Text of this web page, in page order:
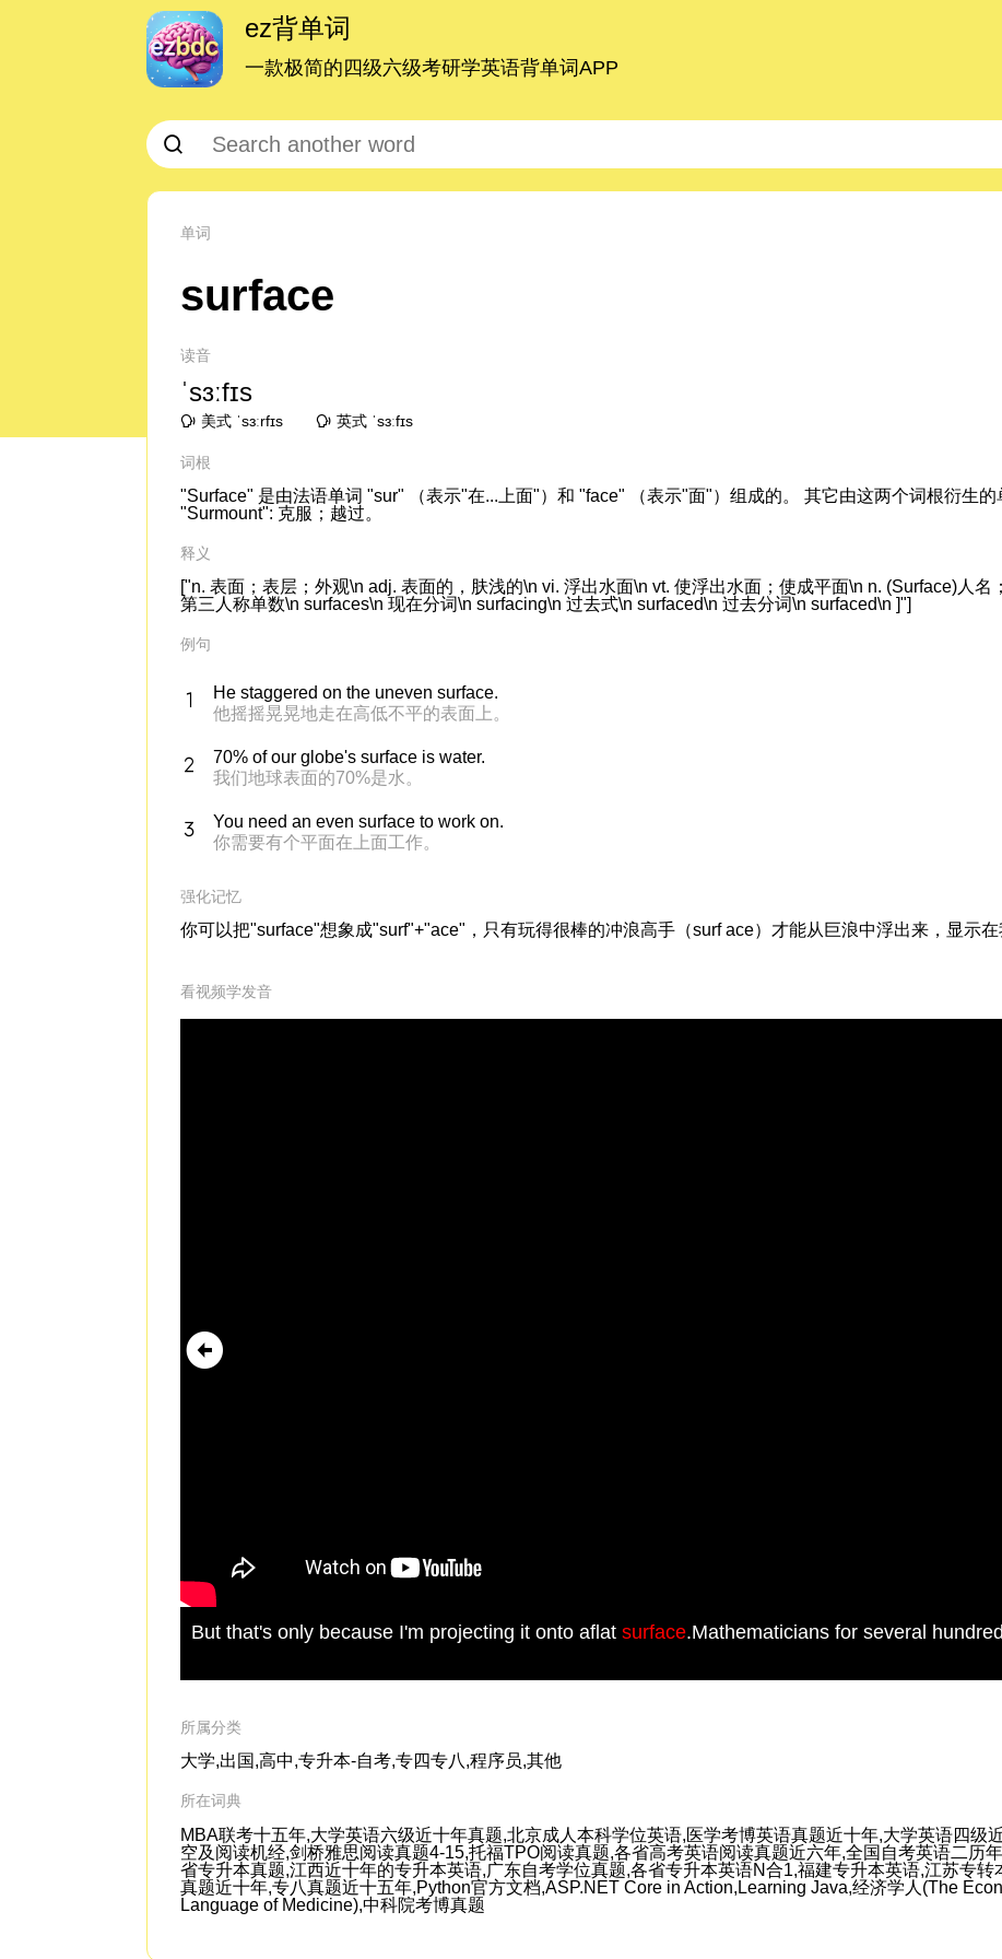
ez背单词
一款极简的四级六级考研学英语背单词APP
单词
surface
读音
ˈsɜːfɪs
美式 ˈsɜːrfɪs 英式 ˈsɜːfɪs
词根
"Surface" 是由法语单词 "sur" （表示"在...上面"）和 "face" （表示"面"）组成的。 其它由这两个词根衍生
"Surmount": 克服；越过。
释义
["n. 表面；表层；外观\n adj. 表面的，肤浅的\n vi. 浮出水面\n vt. 使浮出水面；使成平面\n n. (Surface)人名
第三人称单数\n surfaces\n 现在分词\n surfacing\n 过去式\n surfaced\n 过去分词\n surfaced\n ]"]
例句
He staggered on the uneven surface.
他摇摇晃晃地走在高低不平的表面上。
70% of our globe's surface is water.
我们地球表面的70%是水。
You need an even surface to work on.
你需要有个平面在上面工作。
强化记忆
你可以把"surface"想象成"surf"+"ace"，只有玩得很棒的冲浪高手（surf ace）才能从巨浪中浮出来，显示在
看视频学发音
But that's only because I'm projecting it onto aflatsurface.Mathematicians for several
所属分类
大学,出国,高中,专升本-自考,专四专八,程序员,其他
所在词典
MBA联考十五年,大学英语六级近十年真题,北京成人本科学位英语,医学考博英语真题近十年,大学英语四级
空及阅读机经,剑桥雅思阅读真题4-15,托福TPO阅读真题,各省高考英语阅读真题近六年,全国自考英语二历
省专升本真题,江西近十年的专升本英语,广东自考学位真题,各省专升本英语N合1,福建专升本英语,江苏专
真题近十年,专八真题近十五年,Python官方文档,ASP.NET Core in Action,Learning Java,经济学人(The
Language of Medicine),中科院考博真题